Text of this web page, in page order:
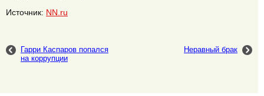
Источник: NN.ru
Гарри Каспаров попался
на коррупции
Неравный брак